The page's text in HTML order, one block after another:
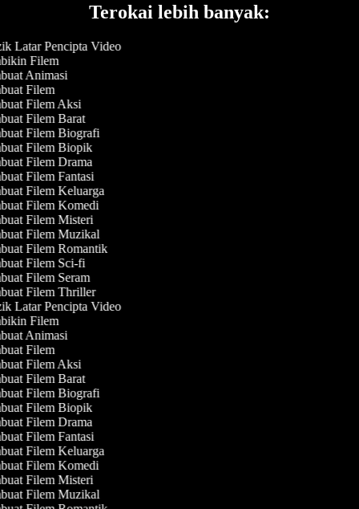
Terokai lebih banyak:
Latar Pencipta Video
Filem
Animasi
Filem
Filem Aksi
Filem Barat
Filem Biografi
Filem Biopik
Filem Drama
Filem Fantasi
Filem Keluarga
Filem Komedi
Filem Misteri
Filem Muzikal
Filem Romantik
Filem Sci-fi
Filem Seram
Filem Thriller
Latar Pencipta Video
Filem
Animasi
Filem
Filem Aksi
Filem Barat
Filem Biografi
Filem Biopik
Filem Drama
Filem Fantasi
Filem Keluarga
Filem Komedi
Filem Misteri
Filem Muzikal